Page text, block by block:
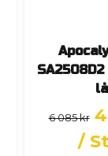
6 085 kr
/